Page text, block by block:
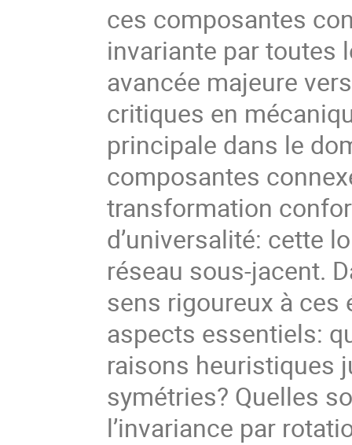
ces composantes
invariante par toutes
avancée majeure
critiques en
principale dans le
composantes
transformation
d’universalité: cette
réseau sous-jacent.
sens rigoureux à
aspects essentiels:
raisons heuristiques
symétries? Quelles
l’invariance par